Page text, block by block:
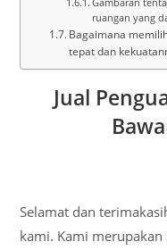
ruangan yang
Bagaimana
tepat dan
Jual
Selamat dan
kami. Kami